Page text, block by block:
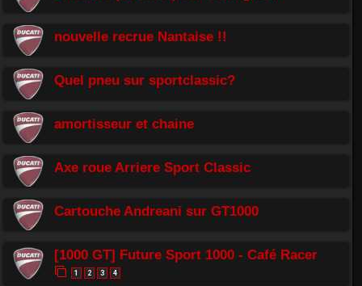
nouvelle recrue Nantaise !!
Quel pneu sur sportclassic?
amortisseur et chaine
Axe roue Arriere Sport Classic
Cartouche Andreani sur GT1000
[1000 GT] Future Sport 1000 - Café Racer
1 2 3 4